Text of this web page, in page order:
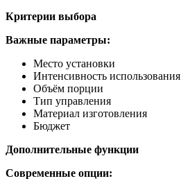
Критерии выбора
Важные параметры:
Место установки
Интенсивность использования
Объём порции
Тип управления
Материал изготовления
Бюджет
Дополнительные функции
Современные опции: